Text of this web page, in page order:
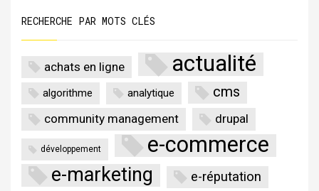
RECHERCHE PAR MOTS CLÉS
achats en ligne actualité
algorithme analytique cms
community management drupal
développement e-commerce
e-marketing e-réputation